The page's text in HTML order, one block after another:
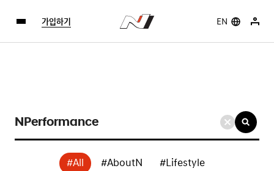
EN
가입하기
검
색
#All #AboutN #Lifestyle